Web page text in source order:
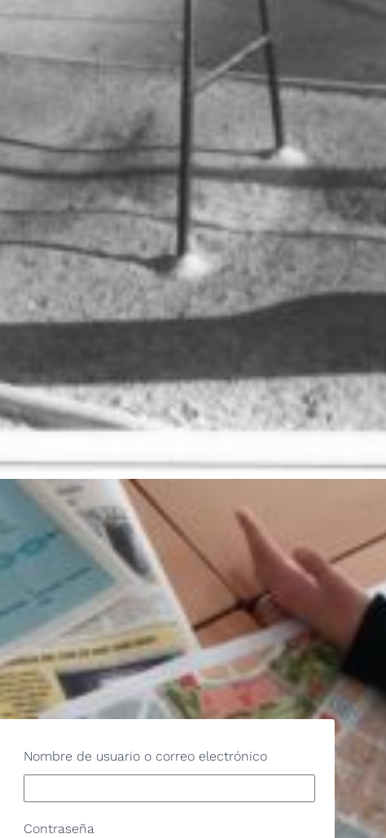
Nombre de usuario o correo electrónico
Contraseña